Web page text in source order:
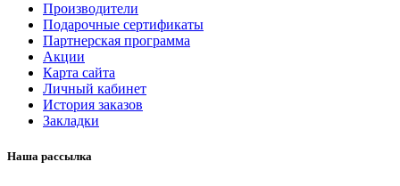
Производители
Подарочные сертификаты
Партнерская программа
Акции
Карта сайта
Личный кабинет
История заказов
Закладки
Наша рассылка